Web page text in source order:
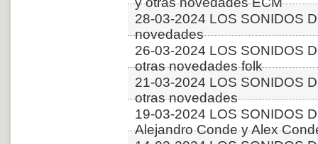
28-03-2024 LOS SONIDOS
novedades
26-03-2024 LOS SONIDOS
otras novedades folk
21-03-2024 LOS SONIDOS
otras novedades
19-03-2024 LOS SONIDOS
Alejandro Conde y Alex